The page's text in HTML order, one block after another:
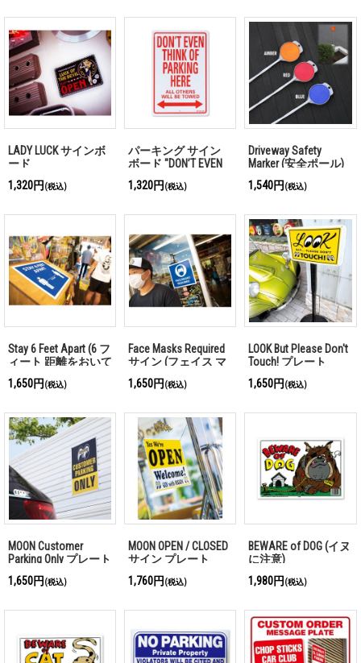
LADY LUCK サインボ
ード
1,320円 (税込)
パーキング サイン
ボード "DON’T EVEN
THINK OF PARKING
HERE"
1,320円 (税込)
Driveway Safety
Marker (安全ポール)
1,540円 (税込)
Stay 6 Feet Apart (6 フ
ィート 距離をおいて
1,650円 (税込)
Face Masks Required
サイン (フェイス マ
1,650円 (税込)
LOOK But Please Don't
Touch! プレート
1,650円 (税込)
MOON Customer
Parking Only プレート
1,650円 (税込)
MOON OPEN / CLOSED
サイン プレート
1,760円 (税込)
BEWARE of DOG (イヌ
に注意)
1,980円 (税込)